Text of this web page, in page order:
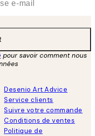
pour savoir comment nous
Desenio Art Advice
Service clients
Suivre votre commande
Conditions de ventes
Politique de